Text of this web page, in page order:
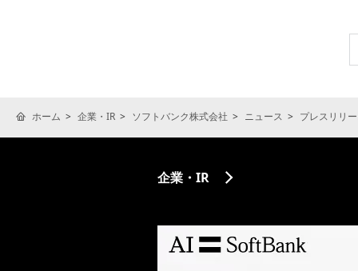
ホーム 企業・IR ソフトバンク株式会社 ニュース プレスリリ
企業・IR